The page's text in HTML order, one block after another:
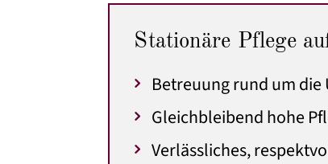
Stationäre Pflege
Betreuung rund um die
Gleichbleibend hohe
Verlässliches,